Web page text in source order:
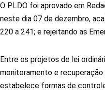
O PLDO foi aprovado em
neste dia 07 de dezembro,
220 a 241; e rejeitando as
Entre os projetos de lei
monitoramento e
estabelece formas de